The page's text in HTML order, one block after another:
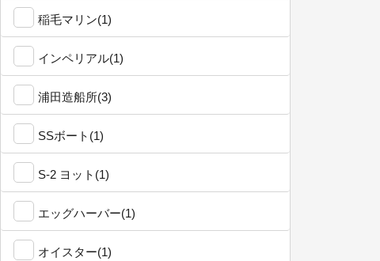
稲毛マリン(1)
インペリアル(1)
浦田造船所(3)
SSボート(1)
S-2 ヨット(1)
エッグハーバー(1)
オイスター(1)